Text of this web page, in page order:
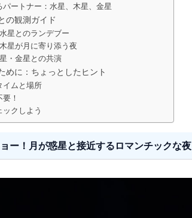
パートナー：水星、木星、金星
の観測ガイド
星とのランデブー
星が月に寄り添う夜
・金星との共演
めに：ちょっとしたヒント
イムと場所
！
クしよう
ー！月が惑星と接近するロマンチックな夜